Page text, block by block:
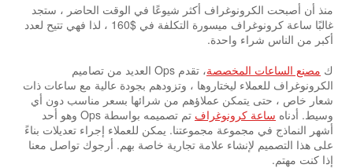
منذ أن أصبحت الكرونوغراف أكثر شيوعًا في الوقت الحاضر ، ستجد
غالبًا ساعة كرونوغراف ميسورة التكلفة في $160 ، لذا فهي تتيح لعدد
أكبر من الناس شراء واحدة.
ك مصنع الساعات المخصصة
، تقدم Ops العديد من تصاميم
الكرونوغراف للعملاء ليختاروها ، وتزودهم بجودة عالية مع ساعات ذات
شعار خاص ، حتى يتمكن عملاؤهم من شرائها بسعر مناسب دون أي
وسيط. أدناه ساعة كرونوغراف
تم تصميمه بواسطة Ops وهو أحد
أشهر النماذج في مجموعة مجموعتنا. يمكن للعملاء إجراء تعديلات بناءً
على هذا التصميم لإنشاء علامة تجارية خاصة بهم. أرجوك تواصل معنا
إذا كنت مهتم.